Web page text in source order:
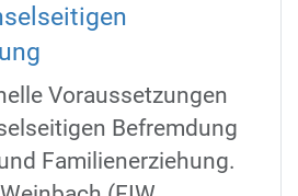
Voraussetzungen
Befremdung
Familienerziehung.